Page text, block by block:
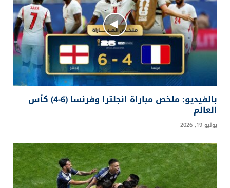
بالفيديو: ملخص مباراة انجلترا وفرنسا (6-4) كأس
العالم
يوليو 19, 2026